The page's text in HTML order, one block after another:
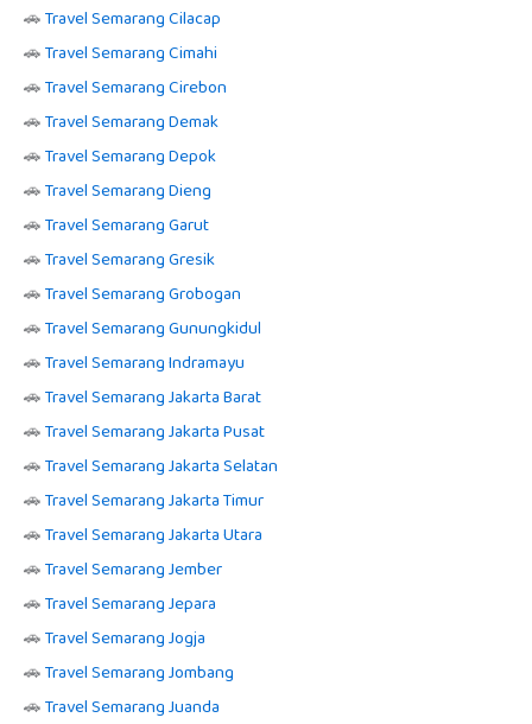
🚗Travel Semarang Cilacap
🚗Travel Semarang Cimahi
🚗Travel Semarang Cirebon
🚗Travel Semarang Demak
🚗Travel Semarang Depok
🚗Travel Semarang Dieng
🚗Travel Semarang Garut
🚗Travel Semarang Gresik
🚗Travel Semarang Grobogan
🚗Travel Semarang Gunungkidul
🚗Travel Semarang Indramayu
🚗Travel Semarang Jakarta Barat
🚗Travel Semarang Jakarta Pusat
🚗Travel Semarang Jakarta Selatan
🚗Travel Semarang Jakarta Timur
🚗Travel Semarang Jakarta Utara
🚗Travel Semarang Jember
🚗Travel Semarang Jepara
🚗Travel Semarang Jogja
🚗Travel Semarang Jombang
🚗Travel Semarang Juanda